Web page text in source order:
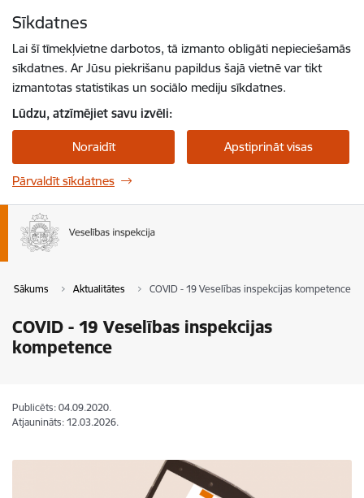
Sīkdatnes
Lai šī tīmekļvietne darbotos, tā izmanto obligāti nepieciešamās
sīkdatnes. Ar Jūsu piekrišanu papildus šajā vietnē var tikt
izmantotas statistikas un sociālo mediju sīkdatnes.
Lūdzu, atzīmējiet savu izvēli:
Noraidīt Apstiprināt visas
Pārvaldīt sīkdatnes
Sākums Aktualitātes COVID - 19 Veselības inspekcijas kompetence
COVID - 19 Veselības inspekcijas
kompetence
Publicēts: 04.09.2020.
Atjaunināts: 12.03.2026.